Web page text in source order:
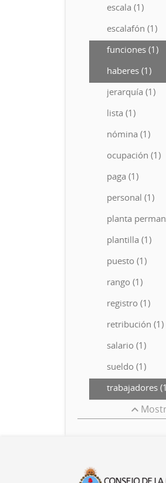
escala (1)
escalafón (1)
funciones (1)
haberes (1)
jerarquía (1)
lista (1)
nómina (1)
ocupación (1)
paga (1)
personal (1)
planta
plantilla (1)
puesto (1)
rango (1)
registro (1)
retribución (1)
salario (1)
sueldo (1)
trabajadores